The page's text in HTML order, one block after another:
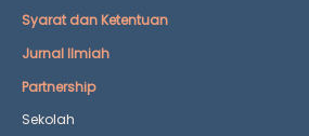
Syarat dan Ketentuan
Jurnal Ilmiah
Partnership
Sekolah